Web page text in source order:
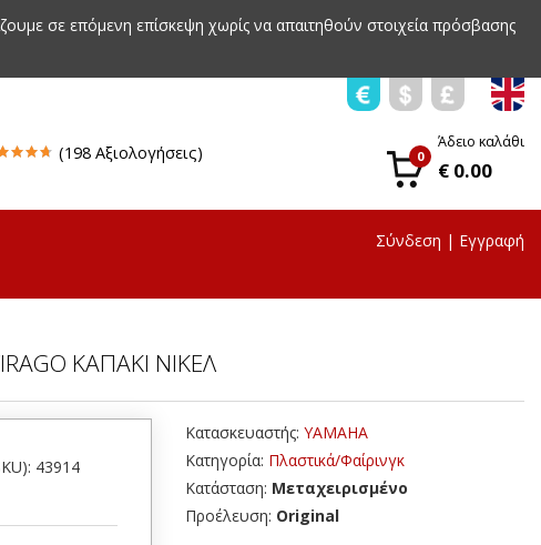
σε επόμενη επίσκεψη χωρίς να απαιτηθούν στοιχεία πρόσβασης
(198 Αξιολογήσεις) 0
Άδειο καλάθι
€ 0.00
Σύνδεση | Εγγραφή
ΚΑΠΑΚΙ ΝΙΚΕΛ
43914
Κατασκευαστής: YAMAHA
Κατηγορία: Πλαστικά/Φαίρινγκ
Κατάσταση: Μεταχειρισμένο
Προέλευση: Original